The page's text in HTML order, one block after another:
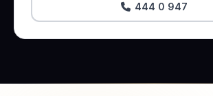
444 0 947